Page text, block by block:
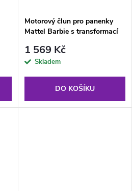
Motorový člun pro panenky
Mattel Barbie s transformací
1 569 Kč
Skladem
DO KOŠÍKU